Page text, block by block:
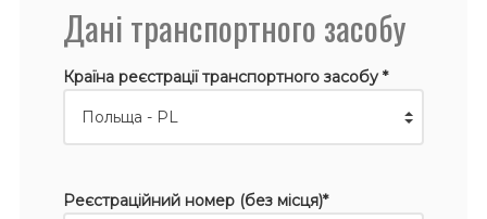
Дані транспортного засобу
Країна реєстрації транспортного засобу *
Реєстраційний номер (без місця)*